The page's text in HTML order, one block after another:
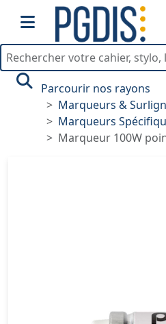
Parcourir nos rayons
Marqueurs &
Marqueurs
Marqueur 100W